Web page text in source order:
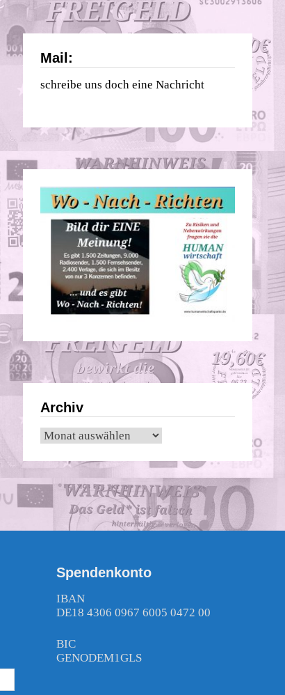
Mail:
schreibe uns doch eine Nachricht
Archiv
Archiv
Spendenkonto
IBAN
DE18 4306 0967 6005 0472 00
BIC
GENODEM1GLS